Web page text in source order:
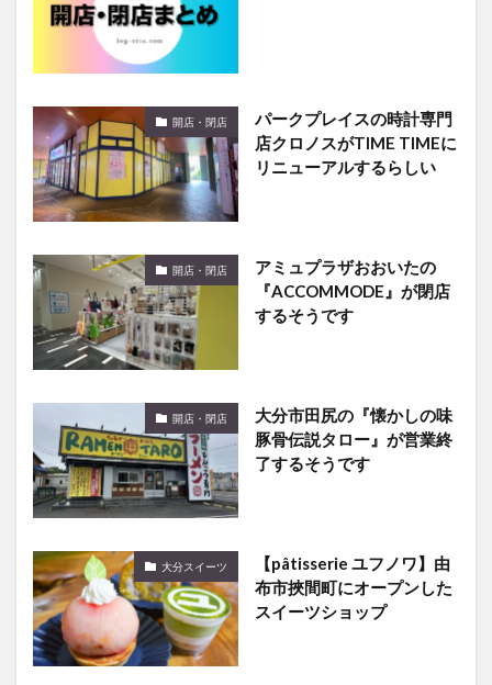
開店・閉店
パークプレイスの時計専門
店クロノスがTIME TIMEに
リニューアルするらしい
開店・閉店
アミュプラザおおいたの
『ACCOMMODE』が閉店
するそうです
開店・閉店
大分市田尻の『懐かしの味
豚骨伝説タロー』が営業終
了するそうです
大分スイーツ
【pâtisserie ユフノワ】由
布市挾間町にオープンした
スイーツショップ